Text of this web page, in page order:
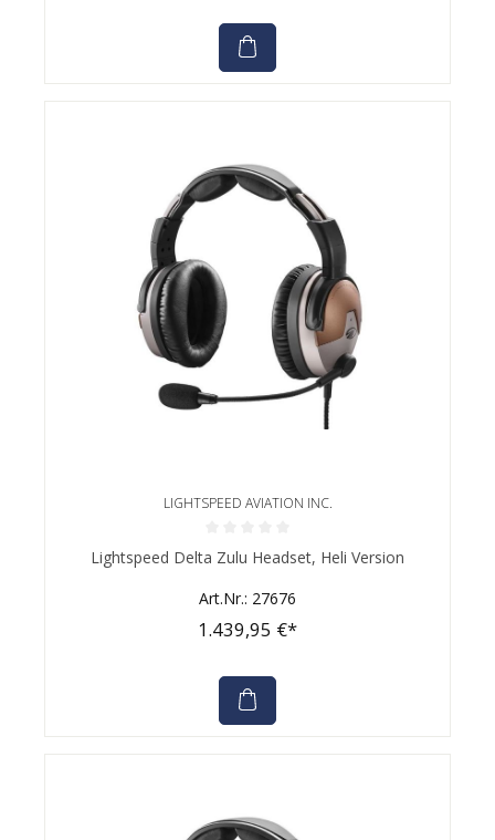
LIGHTSPEED AVIATION INC.
Durchschnittliche Bewertung von 0 von 5 Sternen
Lightspeed Delta Zulu Headset, Heli Version
Art.Nr.: 27676
1.439,95 €*